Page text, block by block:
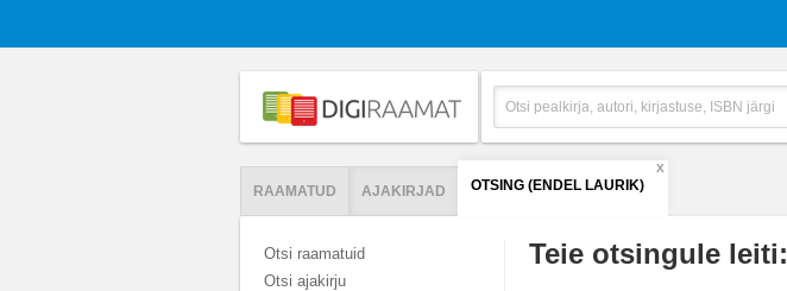
RAAMATUD AJAKIRJAD OTSING (ENDEL LAURIK)
X
Otsi raamatuid
Otsi ajakirju
Teie otsingule leiti: